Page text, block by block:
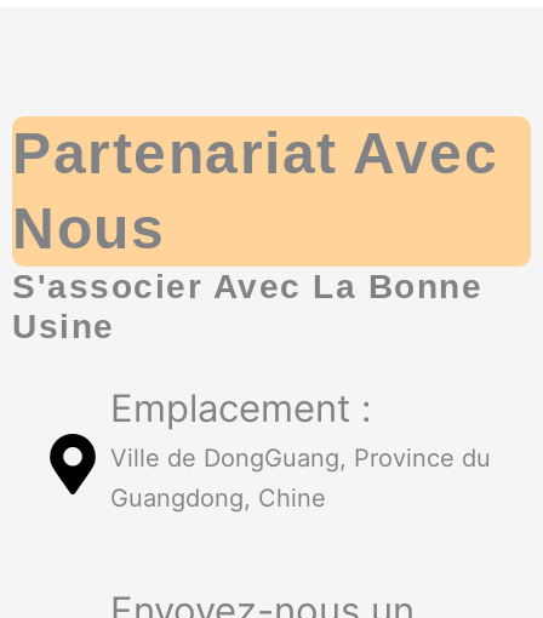
Partenariat Avec
Nous
S'associer Avec La Bonne
Usine
Emplacement :
Ville de DongGuang, Province du
Guangdong, Chine